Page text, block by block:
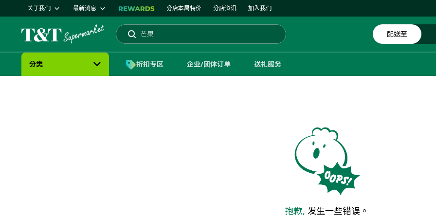
关于我们 最新消息 分店本周特价 分店资讯 加入我们
大统华
芒果
搜索 配送至
分类 折扣专区 企业/团体订单 送礼服务
抱歉, 发生一些错误。